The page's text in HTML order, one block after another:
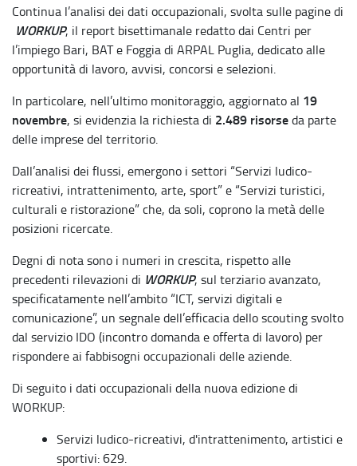
Continua l’analisi dei dati occupazionali, svolta sulle pagine di
WORKUP, il report bisettimanale redatto dai Centri per
l’impiego Bari, BAT e Foggia di ARPAL Puglia, dedicato alle
opportunità di lavoro, avvisi, concorsi e selezioni.
In particolare, nell’ultimo monitoraggio, aggiornato al 19
novembre, si evidenzia la richiesta di 2.489 risorseda parte
delle imprese del territorio.
Dall’analisi dei flussi, emergono i settori “Servizi ludico-
ricreativi, intrattenimento, arte, sport” e “Servizi turistici,
culturali e ristorazione” che, da soli, coprono la metà delle
posizioni ricercate.
Degni di nota sono i numeri in crescita, rispetto alle
precedenti rilevazioni di WORKUP, sul terziario avanzato,
specificatamente nell’ambito “ICT, servizi digitali e
comunicazione”, un segnale dell’efficacia dello scouting svolto
dal servizio IDO (incontro domanda e offerta di lavoro) per
rispondere ai fabbisogni occupazionali delle aziende.
Di seguito i dati occupazionali della nuova edizione di
WORKUP:
Servizi ludico-ricreativi, d'intrattenimento, artistici e
sportivi: 629.